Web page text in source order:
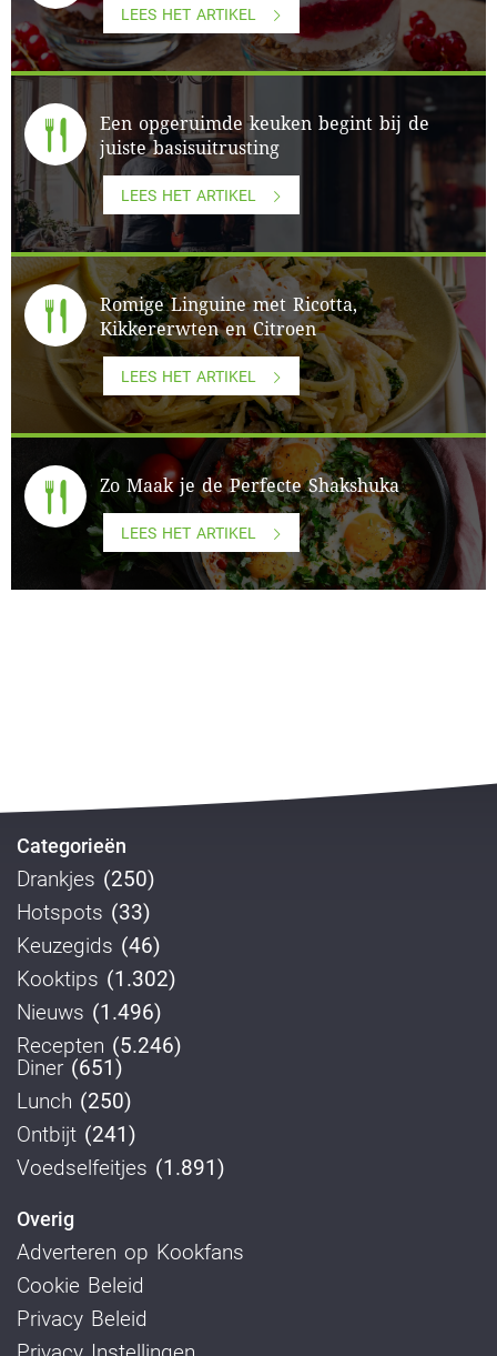
LEES HET ARTIKEL
Een opgeruimde keuken begint bij de
juiste basisuitrusting
LEES HET ARTIKEL
Romige Linguine met Ricotta,
Kikkererwten en Citroen
LEES HET ARTIKEL
Zo Maak je de Perfecte Shakshuka
LEES HET ARTIKEL
Categorieën
Drankjes (250)
Hotspots (33)
Keuzegids (46)
Kooktips (1.302)
Nieuws (1.496)
Recepten (5.246)
Diner (651)
Lunch (250)
Ontbijt (241)
Voedselfeitjes (1.891)
Overig
Adverteren op Kookfans
Cookie Beleid
Privacy Beleid